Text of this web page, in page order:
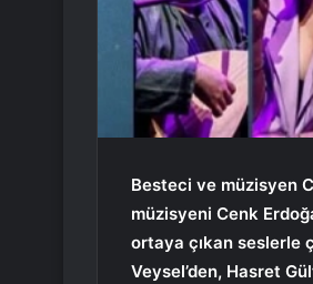
Besteci ve müzisyen
müzisyeni Cenk
ortaya çıkan seslerle
Veysel’den, Hasret